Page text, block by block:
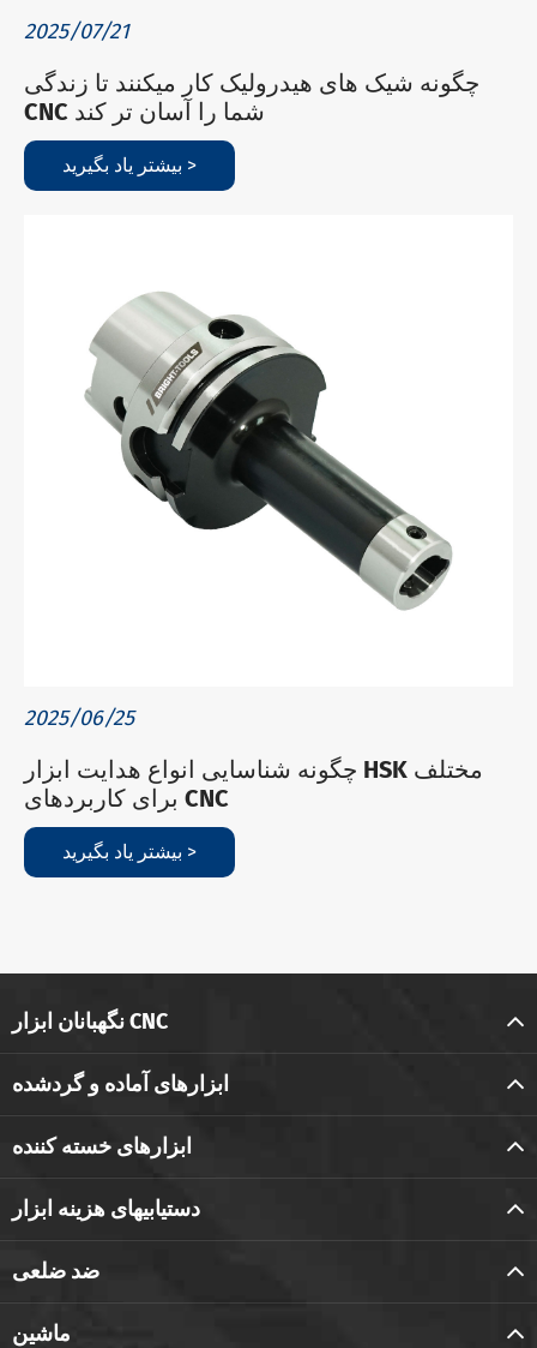
2025/07/21
چگونه شیک های هیدرولیک کار میکنند تا زندگی
CNC شما را آسان تر کند
بیشتر یاد بگیرید >
2025/06/25
چگونه شناسایی انواع هدایت ابزار HSK مختلف
برای کاربردهای CNC
بیشتر یاد بگیرید >
نگهبانان ابزار CNC
ابزارهای آماده و گردشده
ابزارهای خسته کننده
دستیابیهای هزینه ابزار
ضد ضلعی
ماشین